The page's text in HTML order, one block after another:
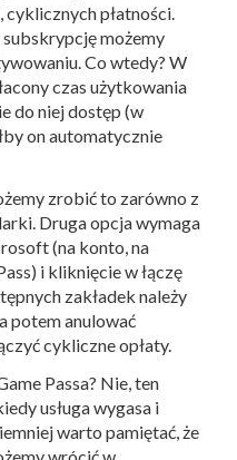
płatności.
możemy
Co wtedy? W
czas użytkowania
do niej dostęp (w
on automatycznie
zrobić to zarówno z
Druga opcja wymaga
(na konto, na
i kliknięcie w łączę
zakładek należy
potem anulować
cykliczne opłaty.
Passa? Nie, ten
usługa wygasa i
warto pamiętać, że